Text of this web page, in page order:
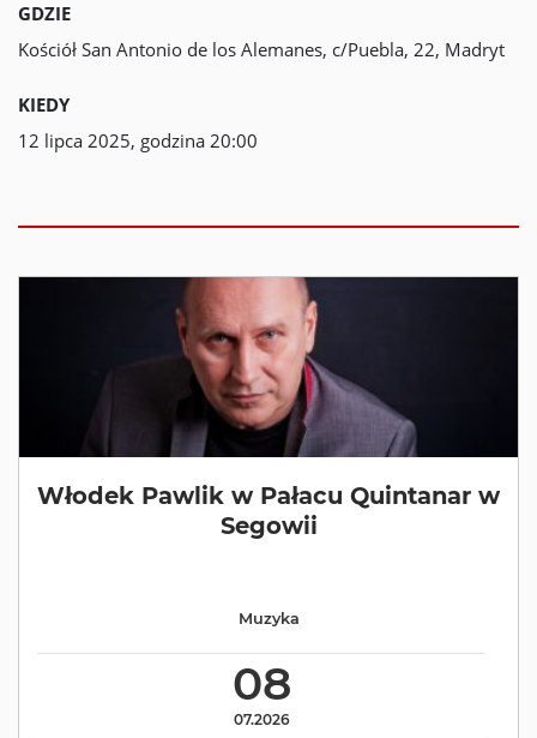
GDZIE
Kościół San Antonio de los Alemanes, c/Puebla, 22, Madryt
KIEDY
12 lipca 2025, godzina 20:00
Włodek Pawlik w Pałacu Quintanar w
Segowii
08
07.2026
Muzyka